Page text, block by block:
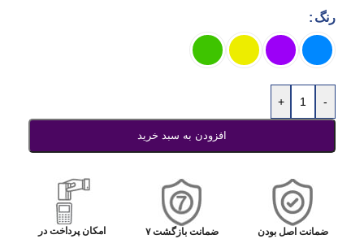
رنگ
-
+
افزودن به سبد خرید
ضمانت اصل بودن
ضمانت بازگشت ۷
امکان پرداخت در